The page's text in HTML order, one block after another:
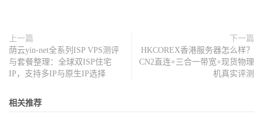
上一篇
荫云yin-net全系列ISP VPS测评
与套餐整理：全球双ISP住宅
IP，支持多IP与原生IP选择
下一篇
HKCOREX香港服务器怎么样？
CN2直连+三合一带宽+现货物理
机真实评测
相关推荐